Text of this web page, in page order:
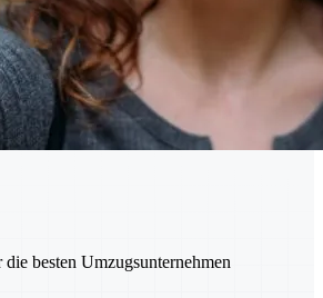
besten Umzugsunternehmen